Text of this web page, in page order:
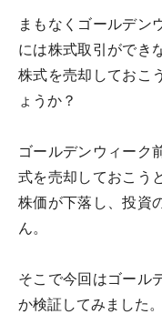
まもなくゴールデン
には株式取引ができ
株式を売却しておこ
ょうか？
ゴールデンウィーク
式を売却しておこう
株価が下落し、投資
ん。
そこで今回はゴール
か検証してみました。